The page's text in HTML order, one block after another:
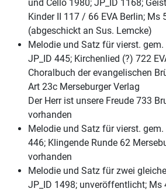
und Cello 1980; JP_ID 1168;
Kinder II 117 / 66 EVA Berlin; Ms
(abgeschickt an Sus. Lemcke)
Melodie und Satz für vierst. gem.
JP_ID 445; Kirchenlied (?) 722
Choralbuch der evangelischen
Art 23c Merseburger Verlag
Der Herr ist unsere Freude 733
vorhanden
Melodie und Satz für vierst. gem.
446; Klingende Runde 62
vorhanden
Melodie und Satz für zwei
JP_ID 1498; unveröffentlicht; Ms